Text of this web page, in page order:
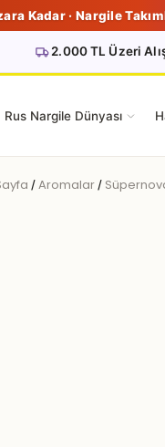
Kadar · Nargile
2.000 TL Üzeri
Rus Nargile Dünyası
/Aromalar /